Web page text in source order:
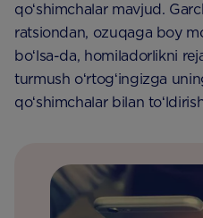
qoʻshimchalar mavjud.
ratsiondan, ozuqaga boy
boʻlsa-da, homiladorlikni
turmush oʻrtogʻingizga
qoʻshimchalar bilan